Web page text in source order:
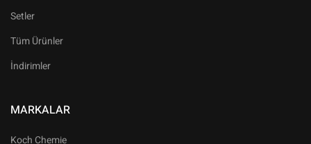
Setler
Tüm Ürünler
İndirimler
MARKALAR
Koch Chemie